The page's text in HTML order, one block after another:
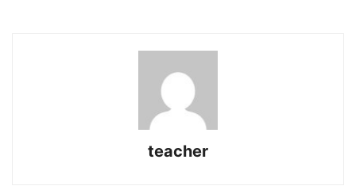
teacher